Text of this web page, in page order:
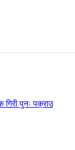
गिरी पुनः पक्राउ